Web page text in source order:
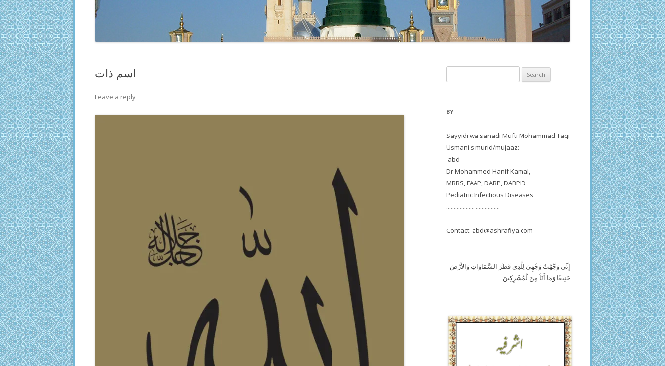
اسم ذات
Leave a reply
for:
BY
Sayyidi wa sanadi Mufti Mohammad Taqi
Usmani's murid/mujaaz:
'abd
Dr Mohammed Hanif Kamal,
MBBS, FAAP, DABP, DABPID
Pediatric Infectious Diseases
....................................
Contact: abd@ashrafiya.com
----- ------- --------- --------- ------
إِنِّي وَجَّهْتُ وَجْهِيَ لِلَّذِي فَطَرَ السَّمَاوَاتِ وَالأَرْضَ
حَنِيفًا وَمَا أَنَاْ مِنَ لْمُشْرِكِينَ